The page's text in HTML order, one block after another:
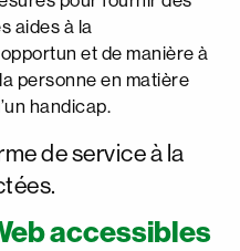
aides à la
et de manière à
personne en matière
handicap.
de service à la
accessibles